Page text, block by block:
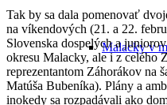
Malacky v
Tak by sa dala pomenovať
na víkendových (21. a 22.
Slovenska dospelých a
okresu Malacky, ale i z celého
reprezentantom Záhorákov na
Matúša Bubeníka). Plány a
inokedy sa rozpadávali ako